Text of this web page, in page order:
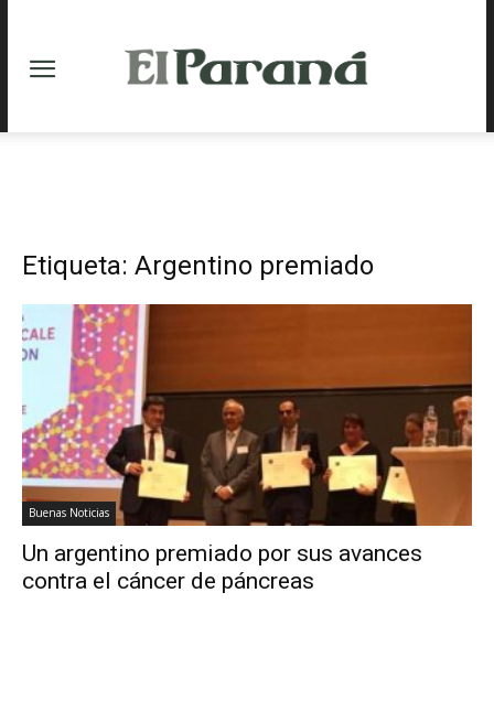
Etiqueta: Argentino premiado
Buenas Noticias
Un argentino premiado por sus avances
contra el cáncer de páncreas